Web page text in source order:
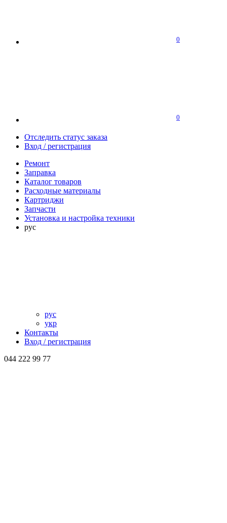
0
0
Отследить статус заказа
Вход / регистрация
Ремонт
Заправка
Каталог товаров
Расходные материалы
Картриджи
Запчасти
Установка и настройка техники
рус
рус
укр
Контакты
Вход / регистрация
044 222 99 77